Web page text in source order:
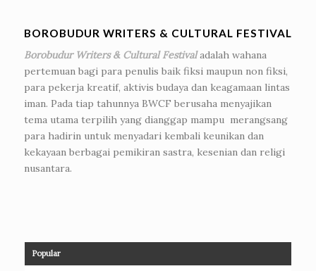
BOROBUDUR WRITERS & CULTURAL FESTIVAL
Borobudur Writers & Cultural Festivaladalah wahana
pertemuan bagi para penulis baik fiksi maupun non fiksi,
para pekerja kreatif, aktivis budaya dan keagamaan lintas
iman. Pada tiap tahunnya BWCF berusaha menyajikan
tema utama terpilih yang dianggap mampu merangsang
para hadirin untuk menyadari kembali keunikan dan
kekayaan berbagai pemikiran sastra, kesenian dan religi
nusantara.
Popular